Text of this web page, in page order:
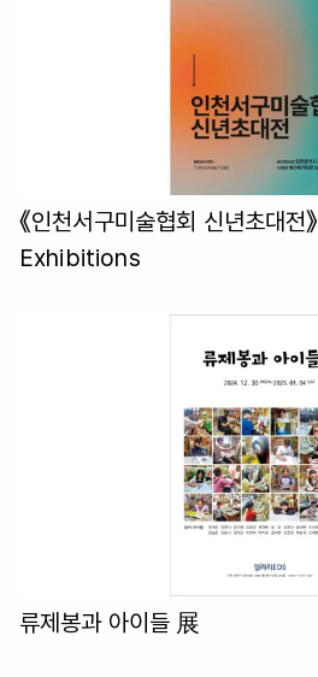
《인천서구미술협회 신년초대전》
Exhibitions
류제봉과 아이들 展